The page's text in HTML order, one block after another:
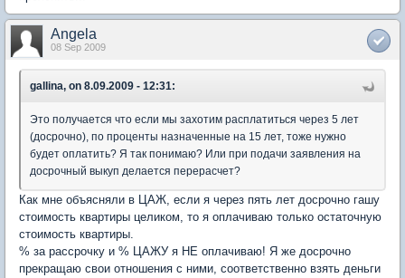
Angela
08 Sep 2009
gallina, on 8.09.2009 - 12:31:
Это получается что если мы захотим расплатиться через 5 лет
(досрочно), по проценты назначенные на 15 лет, тоже нужно
будет оплатить? Я так понимаю? Или при подачи заявления на
досрочный выкуп делается перерасчет?
Как мне объясняли в ЦАЖ, если я через пять лет досрочно гашу
стоимость квартиры целиком, то я оплачиваю только остаточную
стоимость квартиры.
% за рассрочку и % ЦАЖУ я НЕ оплачиваю! Я же досрочно
прекращаю свои отношения с ними, соответственно взять деньги